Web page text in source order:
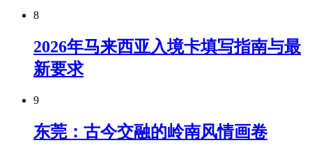
8
2026年马来西亚入境卡填写指南与最
新要求
9
东莞：古今交融的岭南风情画卷